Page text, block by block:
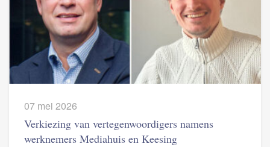
07 mei 2026
Verkiezing van vertegenwoordigers namens
werknemers Mediahuis en Keesing